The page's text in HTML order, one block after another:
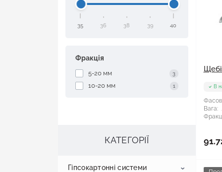
35 36 38 39 40
Фракція
5-20 мм 3
10-20 мм 1
КАТЕГОРІЇ
Гіпсокартонні системи
В
Вага: